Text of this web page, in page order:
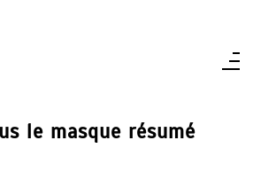
le masque résumé